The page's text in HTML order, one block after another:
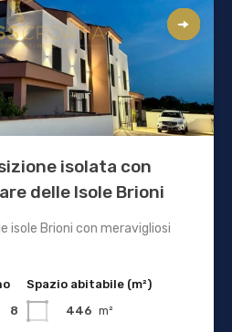
isolata con
delle Isole Brioni
isole Brioni con meravigliosi
8
Spazio abitabile (m²)
446 m²